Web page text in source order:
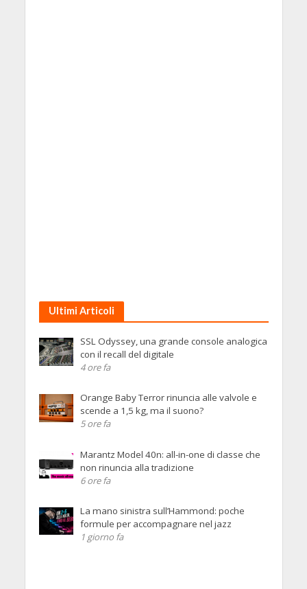
Ultimi Articoli
SSL Odyssey, una grande console analogica
con il recall del digitale
4 ore fa
Orange Baby Terror rinuncia alle valvole e
scende a 1,5 kg, ma il suono?
5 ore fa
Marantz Model 40n: all-in-one di classe che
non rinuncia alla tradizione
6 ore fa
La mano sinistra sull’Hammond: poche
formule per accompagnare nel jazz
1 giorno fa